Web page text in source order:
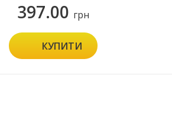
397.00 грн
КУПИТИ